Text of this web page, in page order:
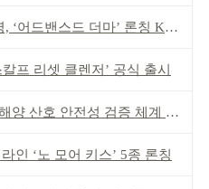
드밴스드 더마’ 론칭 K더마 육성 박차
프 리셋 클렌저’ 공식 출시
산호 안전성 검증 체계 구축
인 ‘노 모어 키스’ 5종 론칭